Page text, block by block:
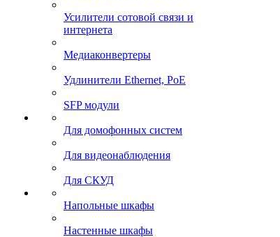
Усилители сотовой связи и
интернета
Медиаконвертеры
Удлинители Ethernet, PoE
SFP модули
Для домофонных систем
Для видеонаблюдения
Для СКУД
Напольные шкафы
Настенные шкафы